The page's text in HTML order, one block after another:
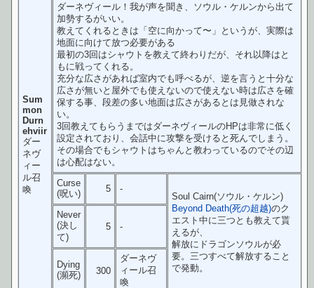
Sum
mon
Durn
ehviir
ダー
ネヴ
ィー
ル召
喚
ダーネヴィール！我が声を聞き、ソウル・ケルンから出て
加勢するがいい。
教えてくれるときは「空に向かって〜」というが、実際は
地面に向けて放つ必要がある
最初の3回はシャウトを教えて終わりだが、それ以降はと
もに戦ってくれる。
充分な広さがあれば室内でも呼べるが、逆を言うと十分な
広さが無いと屋外でも使えないので使えない時は広さを確
保する事、段差の多い地面は広さがあるとは見做されな
い。
3回教えてもらうまではダーネヴィールのHPは非常に低く
設定されており、会話中に攻撃を受けると死んでしまう。
その場合でもシャウトはちゃんと教わっているのでその辺
は心配はない。
Curse
(呪い)
5 -
Soul Cairn(ソウル・ケルン)
Beyond Death(死の超越)のク
エスト中に三つとも教えて貰
えるが、
解放にドラゴンソウルが必
要。三つすべて解放すること
で発動。
Never
(決し
て)
5 -
Dying
(瀕死)
300
ダーネヴ
ィール召
喚